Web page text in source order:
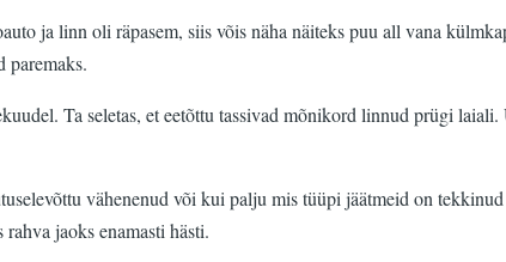
ja linn oli räpasem, siis võis näha näiteks puu all vana
paremaks.
Ta seletas, et eetõttu tassivad mõnikord linnud prügi
vähenenud või kui palju mis tüüpi jäätmeid on
jaoks enamasti hästi.